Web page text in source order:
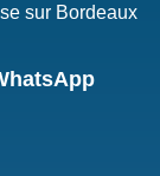
sur Bordeaux